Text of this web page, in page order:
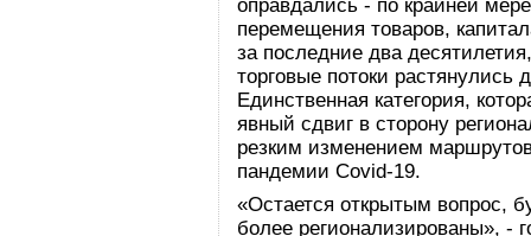
оправдались - по крайней
перемещения товаров,
за последние два
торговые потоки
Единственная категория,
явный сдвиг в сторону
резким изменением
пандемии Covid-19.
«Остается открытым вопрос,
более регионализированы», -